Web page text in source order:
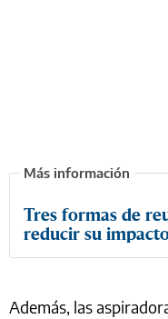
Tres formas de
reducir su
Además, las